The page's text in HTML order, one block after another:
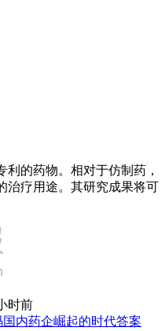
的药物。相对于仿制药，
治疗用途。其研究成果将可
时前
内药企崛起的时代答案